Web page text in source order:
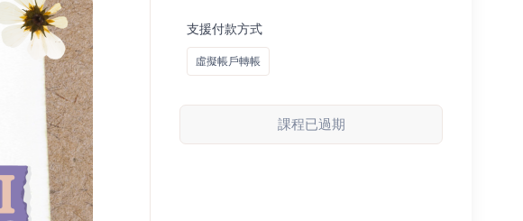
支援付款方式
虛擬帳戶轉帳
課程已過期